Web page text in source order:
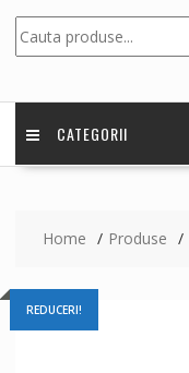
CATEGORII
Home Produse
REDUCERI!